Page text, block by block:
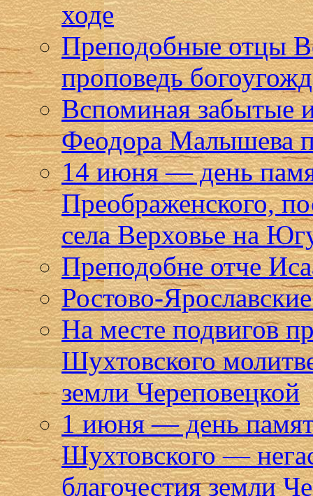
ходе
Преподобные отцы
проповедь
Вспоминая забытые
Феодора Малышева
14 июня — день
Преображенского,
села Верховье на
Преподобне отче
Ростово-
На месте подвигов
Шухтовского
земли Череповецкой
1 июня — день
Шухтовского —
благочестия земли